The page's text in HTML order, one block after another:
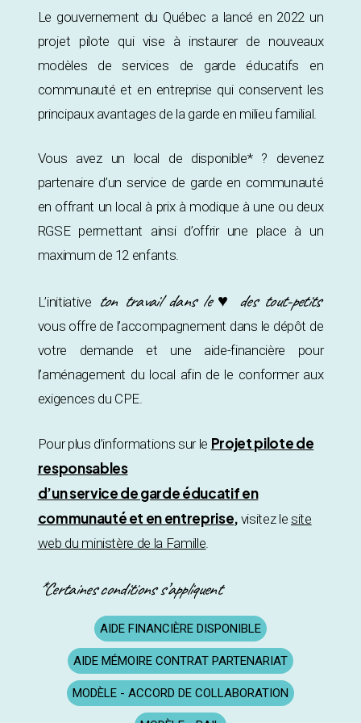
Le gouvernement du Québec a lancé en 2022 un
projet pilote qui vise à instaurer de nouveaux
modèles de services de garde éducatifs en
communauté et en entreprise qui conservent les
principaux avantages de la garde en milieu familial.
Vous avez un local de disponible* ? devenez
partenaire d’un service de garde en communauté
en offrant un local à prix à modique à une ou deux
RGSE permettant ainsi d’offrir une place à un
maximum de 12 enfants.
L’initiative ton travail dans le ♥ des tout-petits
vous offre de l’accompagnement dans le dépôt de
votre demande et une aide-financière pour
l’aménagement du local afin de le conformer aux
exigences du CPE.
Pour plus d’informations sur le Projet pilote de
responsables
d’un service de garde éducatif en
communauté et en entreprise, visitez le site
web du ministère de la Famille.
*Certaines conditions s’appliquent
AIDE FINANCIÈRE DISPONIBLE
AIDE MÉMOIRE CONTRAT PARTENARIAT
MODÈLE - ACCORD DE COLLABORATION